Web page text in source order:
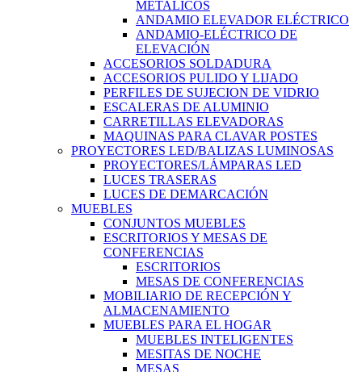
METALICOS
ANDAMIO ELEVADOR ELÉCTRICO
ANDAMIO-ELÉCTRICO DE
ELEVACIÓN
ACCESORIOS SOLDADURA
ACCESORIOS PULIDO Y LIJADO
PERFILES DE SUJECION DE VIDRIO
ESCALERAS DE ALUMINIO
CARRETILLAS ELEVADORAS
MAQUINAS PARA CLAVAR POSTES
PROYECTORES LED/BALIZAS LUMINOSAS
PROYECTORES/LÁMPARAS LED
LUCES TRASERAS
LUCES DE DEMARCACIÓN
MUEBLES
CONJUNTOS MUEBLES
ESCRITORIOS Y MESAS DE
CONFERENCIAS
ESCRITORIOS
MESAS DE CONFERENCIAS
MOBILIARIO DE RECEPCIÓN Y
ALMACENAMIENTO
MUEBLES PARA EL HOGAR
MUEBLES INTELIGENTES
MESITAS DE NOCHE
MESAS